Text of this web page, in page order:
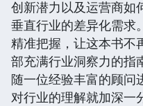
创新潜力以及运营商如
垂直行业的差异化需求
精准把握，让这本书不
部充满行业洞察力的指
随一位经验丰富的顾问
对行业的理解就加深一